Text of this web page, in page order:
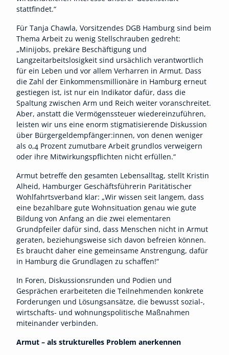
stattfindet.“
Für Tanja Chawla, Vorsitzendes DGB Hamburg sind beim
Thema Arbeit zu wenig Stellschrauben gedreht:
„Minijobs, prekäre Beschäftigung und
Langzeitarbeitslosigkeit sind ursächlich verantwortlich
für ein Leben und vor allem Verharren in Armut. Dass
die Zahl der Einkommensmillionäre in Hamburg erneut
gestiegen ist, ist nur ein Indikator dafür, dass die
Spaltung zwischen Arm und Reich weiter voranschreitet.
Aber, anstatt die Vermögenssteuer wiedereinzuführen,
leisten wir uns eine enorm stigmatisierende Diskussion
über Bürgergeldempfänger:innen, von denen weniger
als 0,4 Prozent zumutbare Arbeit grundlos verweigern
oder ihre Mitwirkungspflichten nicht erfüllen.“
Armut betreffe den gesamten Lebensalltag, stellt Kristin
Alheid, Hamburger Geschäftsführerin Paritätischer
Wohlfahrtsverband klar: „Wir wissen seit langem, dass
eine bezahlbare gute Wohnsituation genau wie gute
Bildung von Anfang an die zwei elementaren
Grundpfeiler dafür sind, dass Menschen nicht in Armut
geraten, beziehungsweise sich davon befreien können.
Es braucht daher eine gemeinsame Anstrengung, dafür
in Hamburg die Grundlagen zu schaffen!“
In Foren, Diskussionsrunden und Podien und
Gesprächen erarbeiteten die Teilnehmenden konkrete
Forderungen und Lösungsansätze, die bewusst sozial-,
wirtschafts- und wohnungspolitische Maßnahmen
miteinander verbinden.
Armut – als strukturelles Problem anerkennen